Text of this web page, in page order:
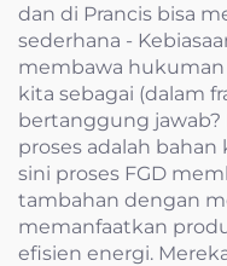
dan di Prancis bisa
sederhana -
membawa
kita sebagai (dalam
bertanggung jawab?
proses adalah
sini proses FGD
tambahan dengan
memanfaatkan
efisien energi.